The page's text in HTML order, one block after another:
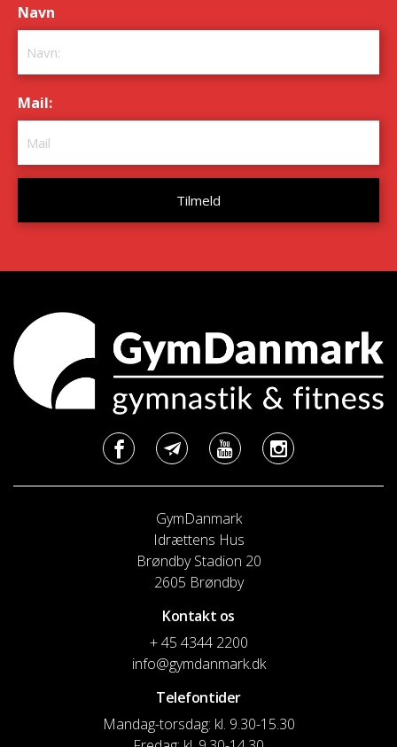
Navn
Mail:
GymDanmark
Idrættens Hus
Brøndby Stadion 20
2605 Brøndby
Kontakt os
+ 45 4344 2200
info@gymdanmark.dk
Telefontider
Mandag-torsdag: kl. 9.30-15.30